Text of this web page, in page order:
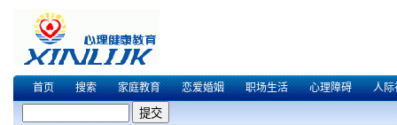
首页 搜索 家庭教育 恋爱婚姻 职场生活 心理障碍 人际